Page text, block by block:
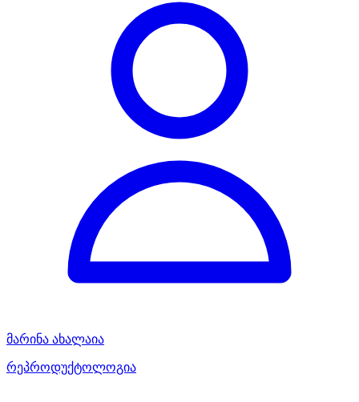
მარინა ახალაია
რეპროდუქტოლოგია